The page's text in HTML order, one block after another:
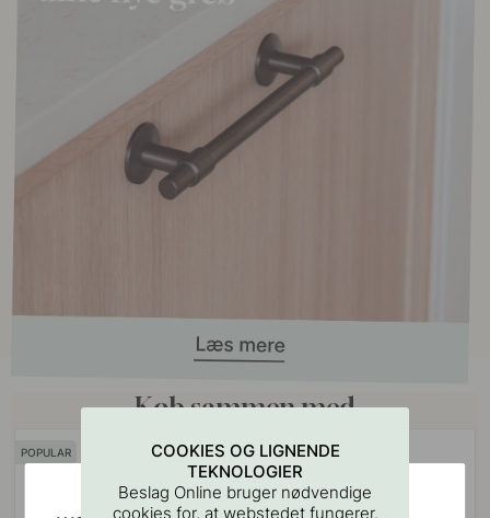
Køb sammen med
POPULAR
COOKIES OG LIGNENDE
TEKNOLOGIER
Beslag Online bruger nødvendige
cookies for, at webstedet fungerer.